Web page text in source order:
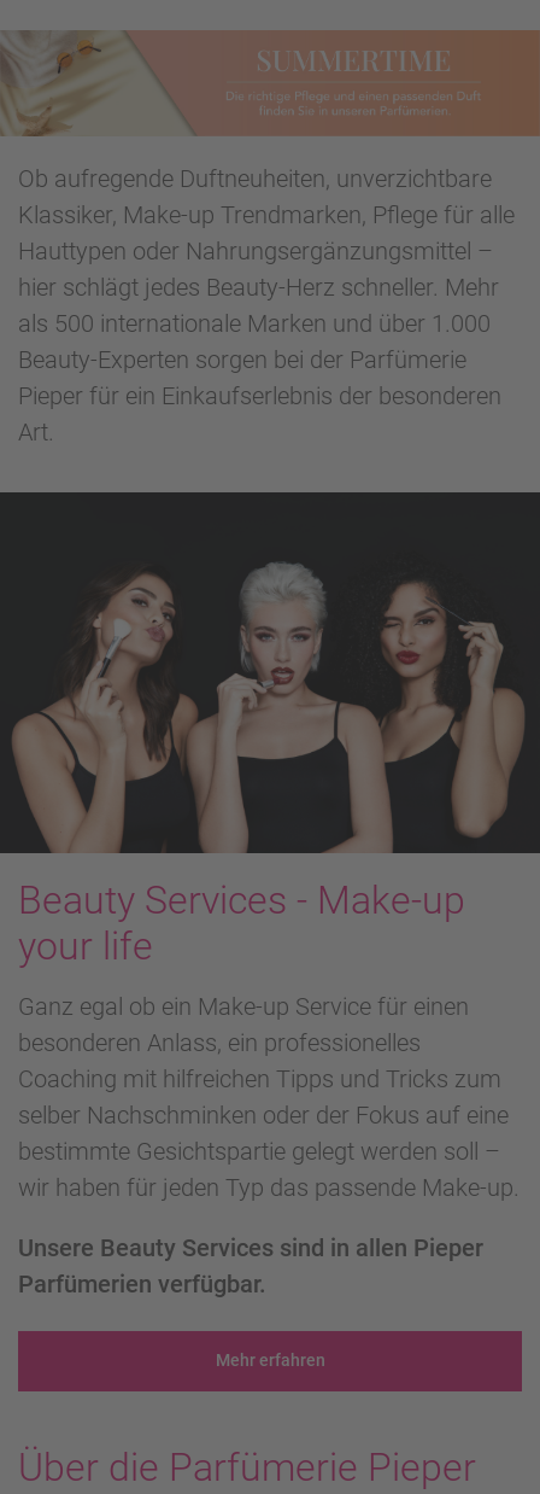
Ob aufregende Duftneuheiten, unverzichtbare
Klassiker, Make-up Trendmarken, Pflege für alle
Hauttypen oder Nahrungsergänzungsmittel –
hier schlägt jedes Beauty-Herz schneller. Mehr
als 500 internationale Marken und über 1.000
Beauty-Experten sorgen bei der Parfümerie
Pieper für ein Einkaufserlebnis der besonderen
Art.
Beauty Services - Make-up
your life
Ganz egal ob ein Make-up Service für einen
besonderen Anlass, ein professionelles
Coaching mit hilfreichen Tipps und Tricks zum
selber Nachschminken oder der Fokus auf eine
bestimmte Gesichtspartie gelegt werden soll –
wir haben für jeden Typ das passende Make-up.
Unsere Beauty Services sind in allen Pieper
Parfümerien verfügbar.
Mehr erfahren
Über die Parfümerie Pieper